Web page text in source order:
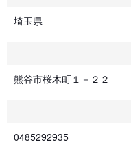
埼玉県
熊谷市桜木町１－２２
0485292935